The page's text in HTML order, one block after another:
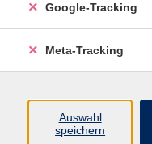
Über uns
Google-Tracking
Meta-Tracking
Auswahl
speichern